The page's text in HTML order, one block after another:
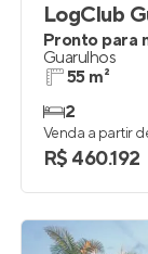
LogClub
Pronto para
Guarulhos
55 m²
2
Venda a partir
R$ 460.192